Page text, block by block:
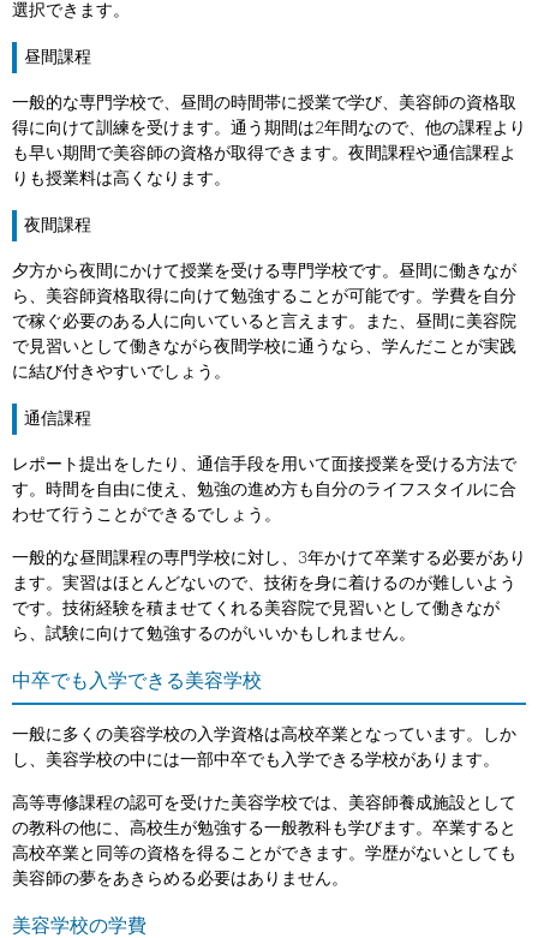
選択できます。
昼間課程
一般的な専門学校で、昼間の時間帯に授業で学び、美容師の資格取
得に向けて訓練を受けます。通う期間は2年間なので、他の課程より
も早い期間で美容師の資格が取得できます。夜間課程や通信課程よ
りも授業料は高くなります。
夜間課程
夕方から夜間にかけて授業を受ける専門学校です。昼間に働きなが
ら、美容師資格取得に向けて勉強することが可能です。学費を自分
で稼ぐ必要のある人に向いていると言えます。また、昼間に美容院
で見習いとして働きながら夜間学校に通うなら、学んだことが実践
に結び付きやすいでしょう。
通信課程
レポート提出をしたり、通信手段を用いて面接授業を受ける方法で
す。時間を自由に使え、勉強の進め方も自分のライフスタイルに合
わせて行うことができるでしょう。
一般的な昼間課程の専門学校に対し、3年かけて卒業する必要があり
ます。実習はほとんどないので、技術を身に着けるのが難しいよう
です。技術経験を積ませてくれる美容院で見習いとして働きなが
ら、試験に向けて勉強するのがいいかもしれません。
中卒でも入学できる美容学校
一般に多くの美容学校の入学資格は高校卒業となっています。しか
し、美容学校の中には一部中卒でも入学できる学校があります。
高等専修課程の認可を受けた美容学校では、美容師養成施設として
の教科の他に、高校生が勉強する一般教科も学びます。卒業すると
高校卒業と同等の資格を得ることができます。学歴がないとしても
美容師の夢をあきらめる必要はありません。
美容学校の学費